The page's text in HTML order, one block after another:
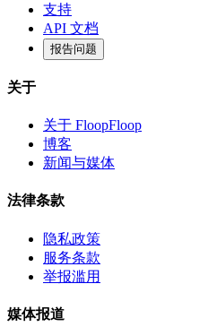
支持
API 文档
报告问题
关于
关于 FloopFloop
博客
新闻与媒体
法律条款
隐私政策
服务条款
举报滥用
媒体报道